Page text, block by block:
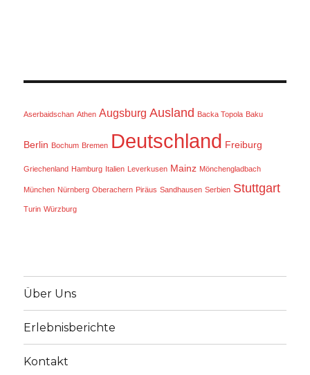
Aserbaidschan Athen Augsburg Ausland Backa Topola Baku
Berlin Bochum Bremen Deutschland Freiburg
Griechenland Hamburg Italien Leverkusen Mainz Mönchengladbach
München Nürnberg Oberachern Piräus Sandhausen Serbien Stuttgart
Turin Würzburg
Über Uns
Erlebnisberichte
Kontakt